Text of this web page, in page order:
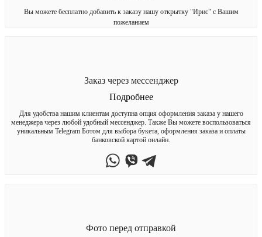
Вы можете бесплатно добавить к заказу нашу открытку "Ирис" с Вашим
пожеланием
Заказ через мессенджер
Подробнее
Для удобства нашим клиентам доступна опция оформления заказа у нашего
менеджера через любой удобный мессенджер. Также Вы можете воспользоваться
уникальным Telegram Ботом для выбора букета, оформления заказа и оплаты
банковской картой онлайн.
Фото перед отправкой